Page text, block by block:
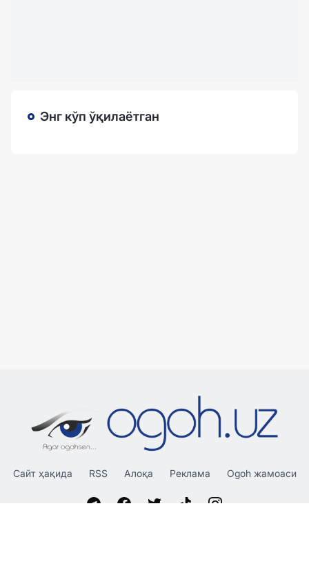
Энг кўп ўқилаётган
Сайт ҳақида RSS Алоқа Реклама Ogoh жамоаси